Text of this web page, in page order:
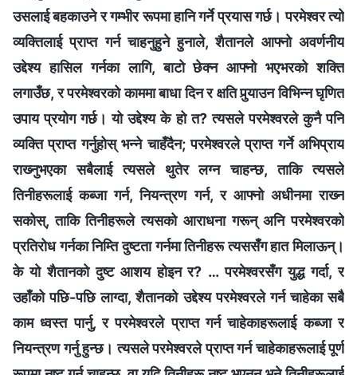
उसलाई बहकाउने र गम्भीर रूपमा हानि गर्ने प्रयास गर्छ। परमेश्‍वर त्यो
व्यक्तिलाई प्राप्त गर्न चाहनुहुने हुनाले, शैतानले आफ्नो अवर्णनीय
उद्देश्य हासिल गर्नका लागि, बाटो छेक्न आफ्नो भएभरको शक्ति
लगाउँछ, र परमेश्‍वरको काममा बाधा दिन र क्षति पुर्‍याउन विभिन्‍न घृणित
उपाय प्रयोग गर्छ। यो उद्देश्य के हो त? त्यसले परमेश्‍वरले कुनै पनि
व्यक्ति प्राप्‍त गर्नुहोस् भन्ने चाहँदैन; परमेश्‍वरले प्राप्त गर्ने अभिप्राय
राख्‍नुभएका सबैलाई त्यसले थुतेर लग्न चाहन्छ, ताकि त्यसले
तिनीहरूलाई कब्जा गर्न, नियन्त्रण गर्न, र आफ्नो अधीनमा राख्‍न
सकोस्, ताकि तिनीहरूले त्यसको आराधना गरून् अनि परमेश्वरको
प्रतिरोध गर्नका निम्ति दुष्टता गर्नमा तिनीहरू त्यससँग हात मिलाऊन्।
के यो शैतानको दुष्‍ट आशय होइन र? … परमेश्‍वरसँग युद्ध गर्दा, र
उहाँको पछि-पछि लाग्दा, शैतानको उद्देश्य परमेश्‍वरले गर्न चाहेका सबै
काम ध्वस्त पार्नु, र परमेश्‍वरले प्राप्त गर्न चाहेकाहरूलाई कब्जा र
नियन्त्रण गर्नु हुन्छ। त्यसले परमेश्‍वरले प्राप्त गर्न चाहेकाहरूलाई पूर्ण